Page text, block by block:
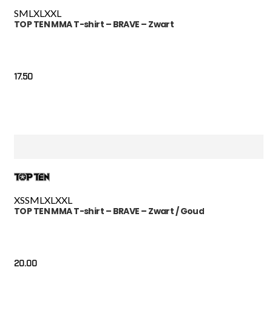
SML XL XXL
TOP TEN MMA T-shirt – BRAVE – Zwart
17.50
XSSMLXLXXL
TOP TEN MMA T-shirt – BRAVE – Zwart / Goud
20.00